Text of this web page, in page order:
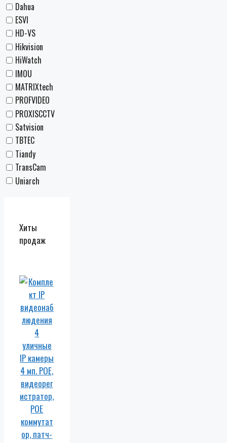
Dahua
ESVI
HD-VS
Hikvision
HiWatch
IMOU
MATRIXtech
PROFVIDEO
PROXISCCTV
Satvision
TBTEC
Tiandy
TransCam
Uniarch
Хиты
продаж